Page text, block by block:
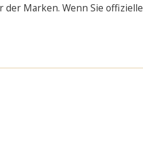
Marken. Wenn Sie offizielle